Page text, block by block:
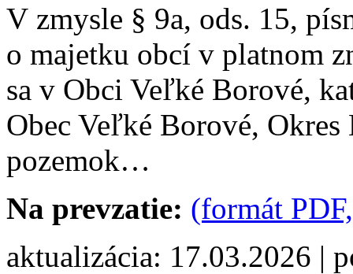
V zmysle § 9a, ods. 15,
o majetku obcí v platnom
sa v Obci Veľké Borové,
Obec Veľké Borové,
pozemok…
Na prevzatie: (formát
aktualizácia: 17.03.2026 |